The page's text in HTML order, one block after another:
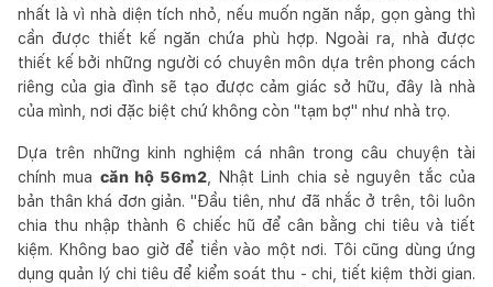
nhất là vì nhà diện tích nhỏ, nếu muốn ngăn nắp, gọn gàng thì
cần được thiết kế ngăn chứa phù hợp. Ngoài ra, nhà được
thiết kế bởi những người có chuyên môn dựa trên phong cách
riêng của gia đình sẽ tạo được cảm giác sở hữu, đây là nhà
của mình, nơi đặc biệt chứ không còn "tạm bợ" như nhà trọ.
Dựa trên những kinh nghiệm cá nhân trong câu chuyện tài
chính mua căn hộ 56m2 , Nhật Linh chia sẻ nguyên tắc của
bản thân khá đơn giản. "Đầu tiên, như đã nhắc ở trên, tôi luôn
chia thu nhập thành 6 chiếc hũ để cân bằng chi tiêu và tiết
kiệm. Không bao giờ để tiền vào một nơi. Tôi cũng dùng ứng
dụng quản lý chi tiêu để kiểm soát thu - chi, tiết kiệm thời gian.